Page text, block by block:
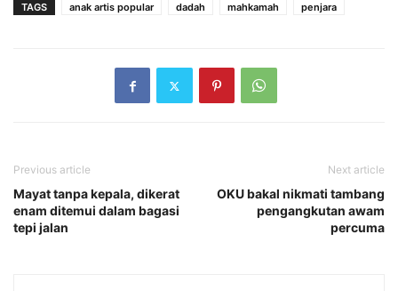
TAGS anak artis popular dadah mahkamah penjara
Previous article
Mayat tanpa kepala, dikerat
enam ditemui dalam bagasi
tepi jalan
Next article
OKU bakal nikmati tambang
pengangkutan awam
percuma